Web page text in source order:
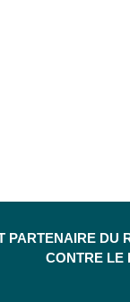
PARTENAIRE DU
CONTRE LE